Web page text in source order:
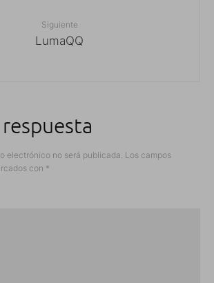
Siguiente
LumaQQ
electrónico no será publicada. Los campos
con *